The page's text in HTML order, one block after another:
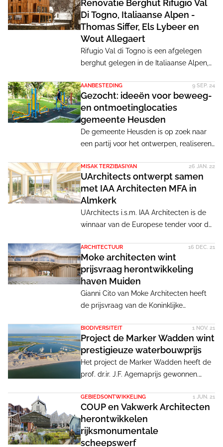
Renovatie Berghut Rifugio Val
Di Togno, Italiaanse Alpen -
Thomas Siffer, Els Lybeer en
Wout Allegaert
Rifugio Val di Togno is een afgelegen
berghut gelegen in de Italiaanse Alpen,
gebouwd als douanepost in het begin
van de 20e eeuw, werd het in de jaren
tachtig omgevormd tot een vakantiehuis.
In 2019 is de berghut aangekocht door
de Belgische schrijver Thomas Siffer die
samen met zijn dochter Luna Lybeer en
ingrijpende renovatie startten.
AANBESTEDING 9 SEP. 24
Gezocht: ideeën voor beweeg-
en ontmoetinglocaties
gemeente Heusden
De gemeente Heusden is op zoek naar
een partij voor het ontwerpen, realiseren
ontmoetingslocaties waar sporten,
spelen, ontmoeten, bewegen, groen en
water samenkomen. De locaties zijn voor
alle inwoners. De sluitingsdatum voor
aanmeldingen is 3 oktober.
MISAK TERZIBASIYAN 26 JAN. 22
UArchitects ontwerpt samen
met IAA Architecten MFA in
Almkerk
UArchitects i.s.m. IAA Architecten is de
winnaar van de Europese tender voor de
gemeente Altena. De gemeente is op
zoek naar een eigentijds gebouw waar
kinderen in de leeftijd van 0 tot 13 jaar
kunnen leren en spelen en waar de
inwoners van Almkerk kunnen sporten en
elkaar kunnen ontmoeten.
ARCHITECTUUR 16 DEC. 21
Moke architecten wint
prijsvraag herontwikkeling
haven Muiden
Gianni Cito van Moke Architecten heeft
de prijsvraag van de Koninklijke
voor de herontwikkeling van de haven in
Muiden gewonnen.
BIODIVERSITEIT 1 NOV. 21
Project de Marker Wadden wint
prestigieuze waterbouwprijs
Het project de Marker Wadden heeft de
prof. dr.ir. J.F. Agemaprijs gewonnen.
bijzonder moment in de Nederlandse
waterbouwkunde. Ontwerpbureau Vista,
architectenbureau Ziegler|Branderhorst
en stedenbouwkundigen Palmbout/Frits
GEBIEDSONTWIKKELING 1 JUN. 21
COUP en Vakwerk Architecten
herontwikkelen
rijksmonumentale
scheepswerf